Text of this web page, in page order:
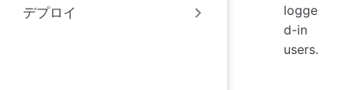
デプロイ
logge
d-in
users.